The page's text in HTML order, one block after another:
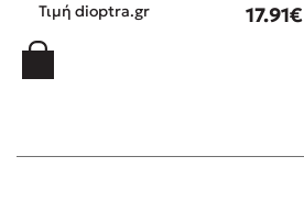
Τιμή dioptra.gr 17.91€